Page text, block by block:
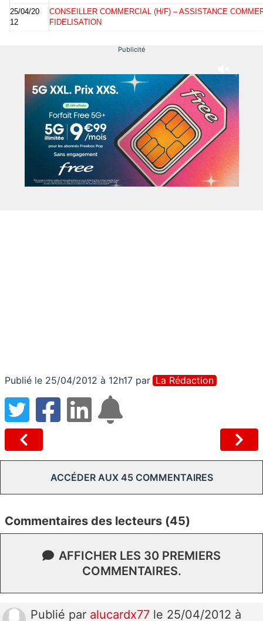
25/04/20
12
CONSEILLER COMMERCIAL (H/F) – ASSISTANCE
FIDELISATION
Publicité
Publié le 25/04/2012 à 12h17 par La Rédaction
ACCÉDER AUX 45 COMMENTAIRES
Commentaires des lecteurs (45)
AFFICHER LES 30 PREMIERS
COMMENTAIRES.
Publié par alucardx77 le 25/04/2012 à